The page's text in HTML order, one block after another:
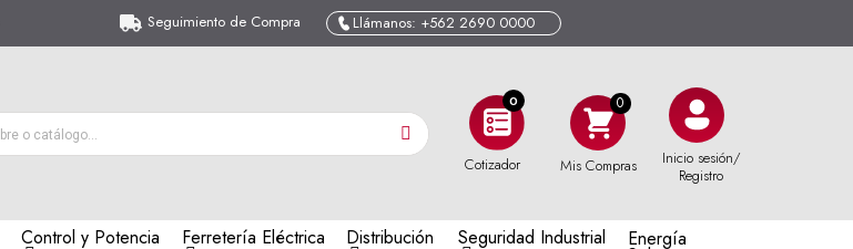
Seguimiento de Compra Llámanos: +562 2690 0000
0
Cotizador Mis Compras
Inicio sesión/
Registro
Control y Potencia Ferretería Eléctrica Distribución Seguridad Industrial Energía